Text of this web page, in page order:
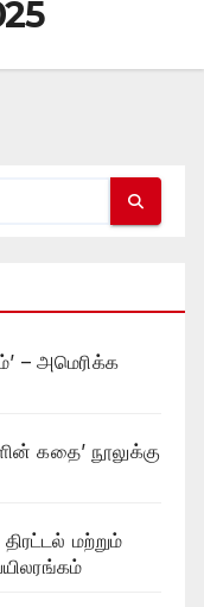
– அமெரிக்க
கதை’ நூலுக்கு
மற்றும்